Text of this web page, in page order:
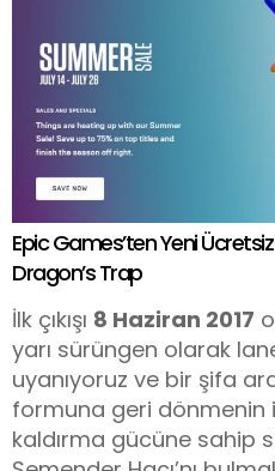
Epic Games’ten Yeni
Dragon’s Trap
İlk çıkışı 8 Haziran 2017
yarı sürüngen olarak
uyanıyoruz ve bir şifa
formuna geri dönmenin
kaldırma gücüne sahip